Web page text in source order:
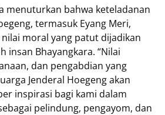
menuturkan bahwa keteladanan
termasuk Eyang Meri,
moral yang patut dijadikan
insan Bhayangkara. “Nilai
dan pengabdian yang
Jenderal Hoegeng akan
inspirasi bagi kami dalam
pelindung, pengayom, dan